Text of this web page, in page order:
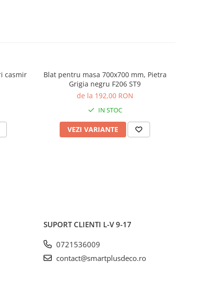
casmir
Blat pentru masa 700x700 mm, Pietra
Grigia negru F206 ST9
de la 192,00 RON
IN STOC
VEZI VARIANTE
SUPORT CLIENTI L-V 9-17
0721536009
contact@smartplusdeco.ro